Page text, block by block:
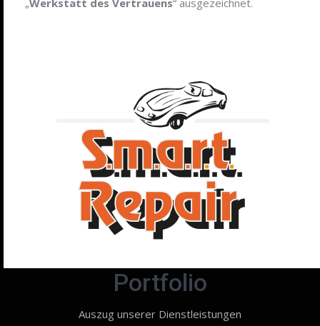
„Werkstatt des Vertrauens“ ausgezeichnet.
Portfolio
Auszug unserer Dienstleistungen